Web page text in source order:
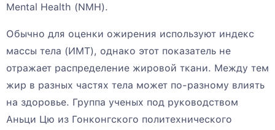
Mental Health (NMH).
Обычно для оценки ожирения используют индекс
массы тела (ИМТ), однако этот показатель не
отражает распределение жировой ткани. Между тем
жир в разных частях тела может по-разному влиять
на здоровье. Группа ученых под руководством
Аньци Цю из Гонконгского политехнического